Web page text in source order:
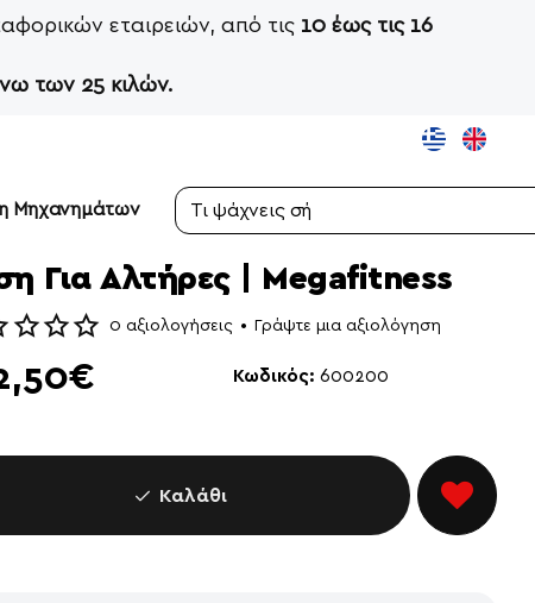
εταιρειών, από τις 10 έως τις 16
των 25 κιλών.
Μηχανημάτων
Τι
σήμερα;
Για Αλτήρες | Megafitness
0 αξιολογήσεις • Γράψτε μια αξιολόγηση
Κωδικός: 600200
Καλάθι